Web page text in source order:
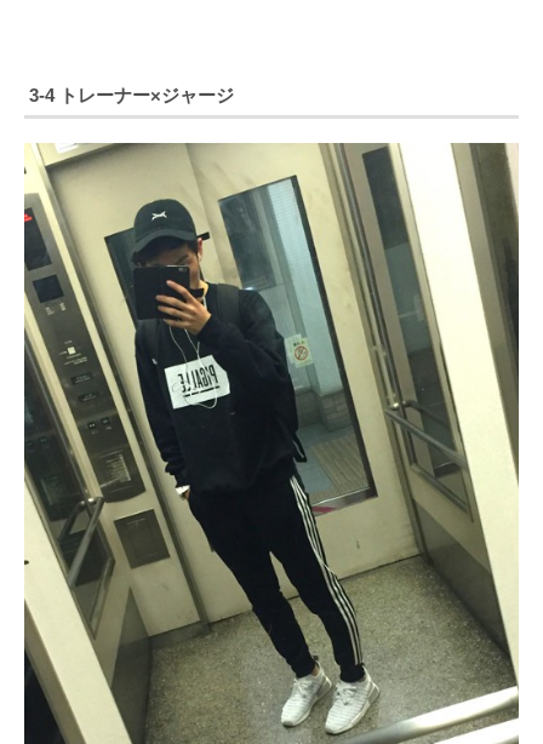
3-4 トレーナー×ジャージ